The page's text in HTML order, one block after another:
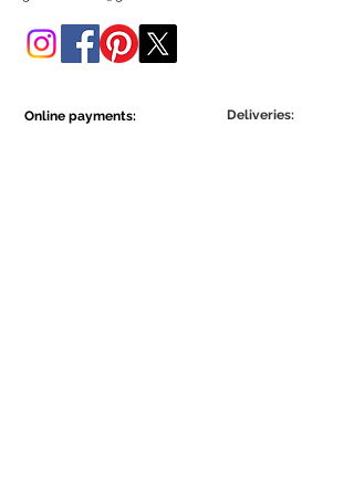
Poderá adquiri-lo também
nesta loja online.
Online payments: Deliveries: